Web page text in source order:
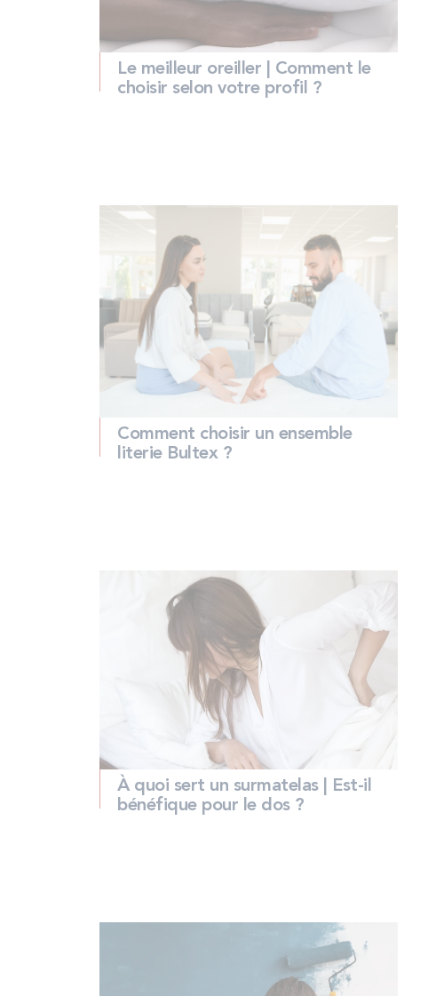
Le meilleur oreiller | Comment le
choisir selon votre profil ?
Comment choisir un ensemble
literie Bultex ?
À quoi sert un surmatelas | Est-il
bénéfique pour le dos ?